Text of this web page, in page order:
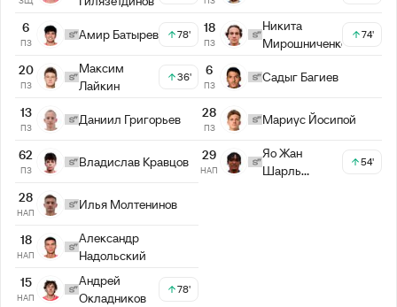
6
ПЗ
Амир Батырев 78'
20
ПЗ
Максим
Лайкин
36'
13
ПЗ
Даниил Григорьев
62
ПЗ
Владислав Кравцов
28
НАП
Илья Молтенинов
18
НАП
Александр
Надольский
15
НАП
Андрей
Окладников
78'
18
ПЗ
Никита
Мирошниченко
74'
6
ПЗ
Садыг Багиев
28
ПЗ
Мариус Йосипой
29
НАП
Яо Жан
Шарль
54'